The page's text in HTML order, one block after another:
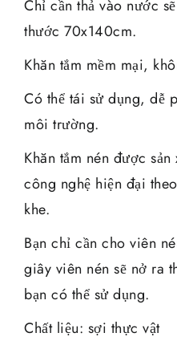
Chỉ cần thả vào nước
thước 70x140cm.
Khăn tắm mềm mại,
Có thể tái sử dụng, dễ
môi trường.
Khăn tắm nén được
công nghệ hiện đại
khe.
Bạn chỉ cần cho viên
giây viên nén sẽ nở ra
bạn có thể sử dụng.
Chất liệu: sợi thực vật